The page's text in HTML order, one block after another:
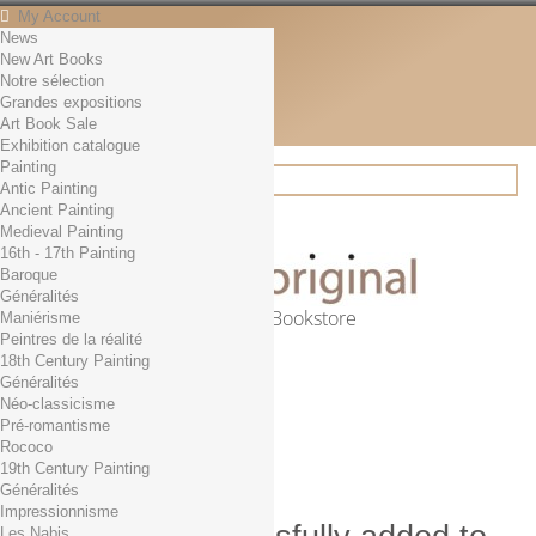
My Account
Contact
English
English
Français
News
Search
Online Art Bookstore
Cart (empty)
No products
Free shipping!
0,00 € Total
Check out
News
New Art Books
Notre sélection
Grandes expositions
Art Book Sale
Exhibition catalogue
Painting
Antic Painting
Ancient Painting
Medieval Painting
16th - 17th Painting
Baroque
Généralités
Maniérisme
Peintres de la réalité
18th Century Painting
Généralités
Néo-classicisme
Pré-romantisme
Rococo
19th Century Painting
Généralités
Impressionnisme